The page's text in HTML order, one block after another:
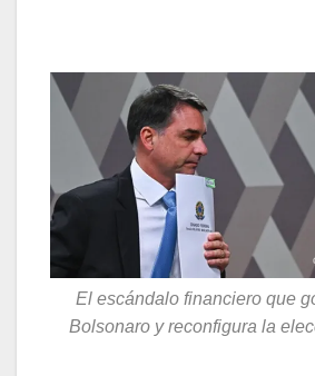
El escándalo financiero que
Bolsonaro y reconfigura la